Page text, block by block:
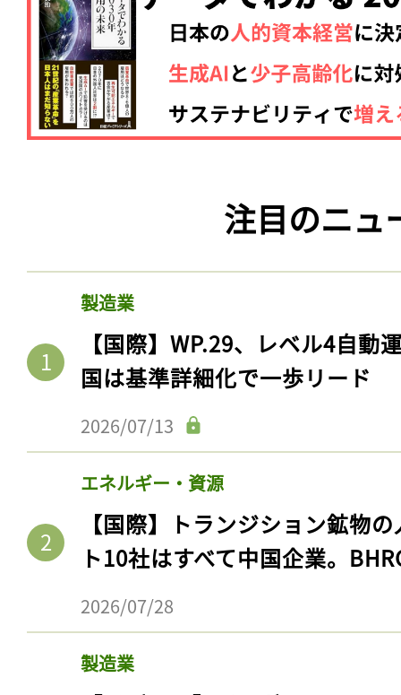
注目のニュ
製造業
【国際】WP.29、レベル4自動
国は基準詳細化で一歩リード
2026/07/13
エネルギー・資源
【国際】トランジション鉱物
ト10社はすべて中国企業。
2026/07/28
製造業